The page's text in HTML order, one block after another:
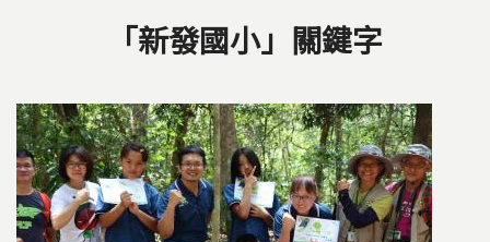
「新發國小」關鍵字